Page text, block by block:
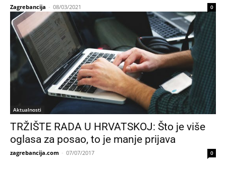
Zagrebancija - 08/03/2021 0
Aktualnosti
TRŽIŠTE RADA U HRVATSKOJ: Što je više
oglasa za posao, to je manje prijava
zagrebancija.com - 07/07/2017 0